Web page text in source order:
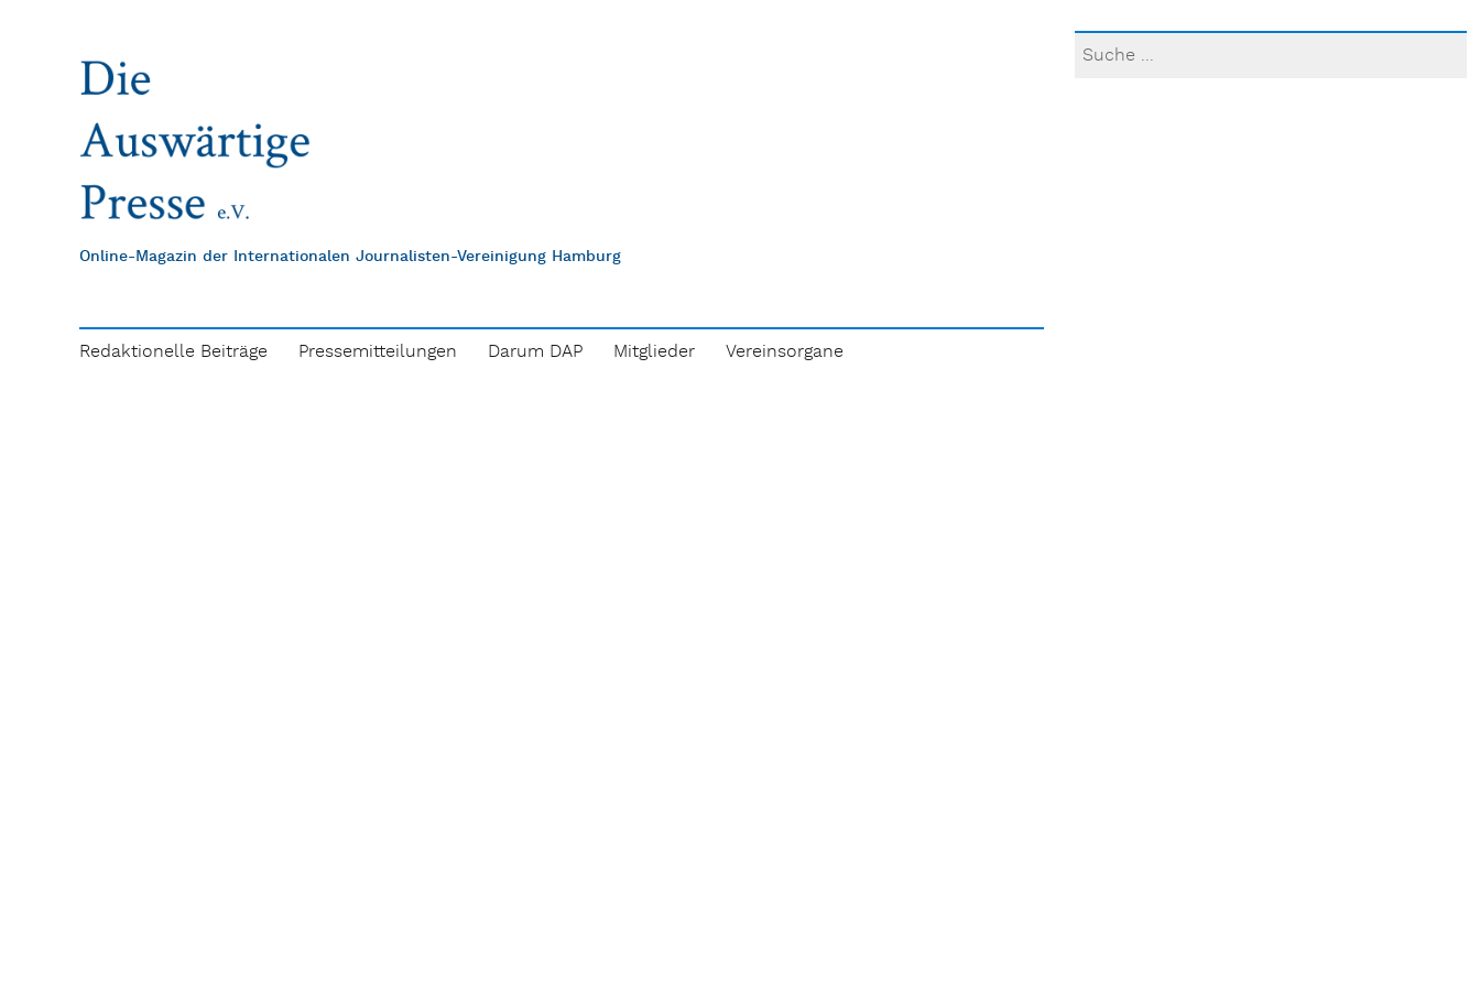
Online-Magazin der Internationalen Journalisten-Vereinigung Hamburg
Redaktionelle Beiträge Pressemitteilungen Darum DAP Mitglieder Vereinsorgane